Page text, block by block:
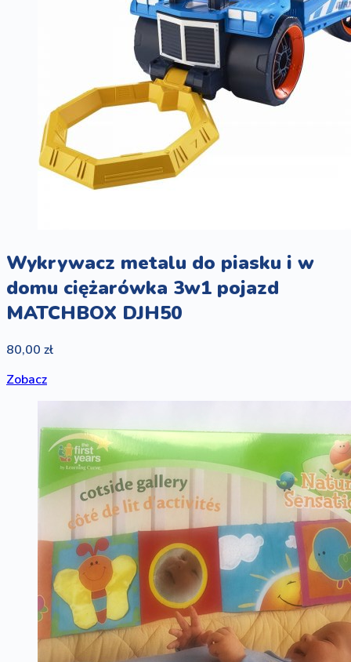
Wykrywacz metalu do piasku i w
domu ciężarówka 3w1 pojazd
MATCHBOX DJH50
80,00 zł
Zobacz